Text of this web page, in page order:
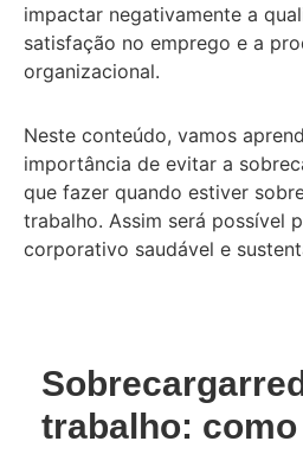
impactar negativamente a
satisfação no emprego e a
organizacional.
Neste conteúdo, vamos
importância de evitar a
que fazer quando estiver
trabalho. Assim será possível
corporativo saudável e
trabalho: